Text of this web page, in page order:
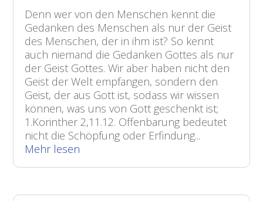
Denn wer von den Menschen kennt die
Gedanken des Menschen als nur der Geist
des Menschen, der in ihm ist? So kennt
auch niemand die Gedanken Gottes als nur
der Geist Gottes. Wir aber haben nicht den
Geist der Welt empfangen, sondern den
Geist, der aus Gott ist, sodass wir wissen
können, was uns von Gott geschenkt ist;
1.Korinther 2,11.12. Offenbarung bedeutet
nicht die Schöpfung oder Erfindung...
Mehr lesen